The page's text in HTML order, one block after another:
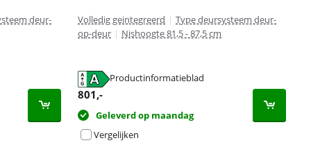
deur-
Volledig geintegreerd | Type deursysteem deur-
op-deur | Nishoogte 81,5 - 87,5 cm
Productinformatieblad
801,-
Geleverd op maandag
Vergelijken